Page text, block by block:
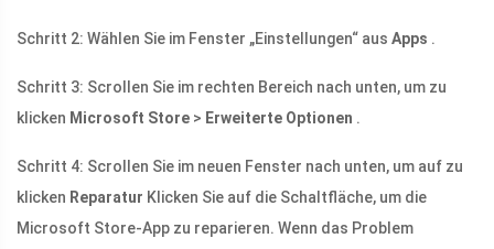
Schritt 2: Wählen Sie im Fenster „Einstellungen“ aus Apps .
Schritt 3: Scrollen Sie im rechten Bereich nach unten, um zu
klicken Microsoft Store > Erweiterte Optionen .
Schritt 4: Scrollen Sie im neuen Fenster nach unten, um auf zu
klicken Reparatur Klicken Sie auf die Schaltfläche, um die
Microsoft Store-App zu reparieren. Wenn das Problem